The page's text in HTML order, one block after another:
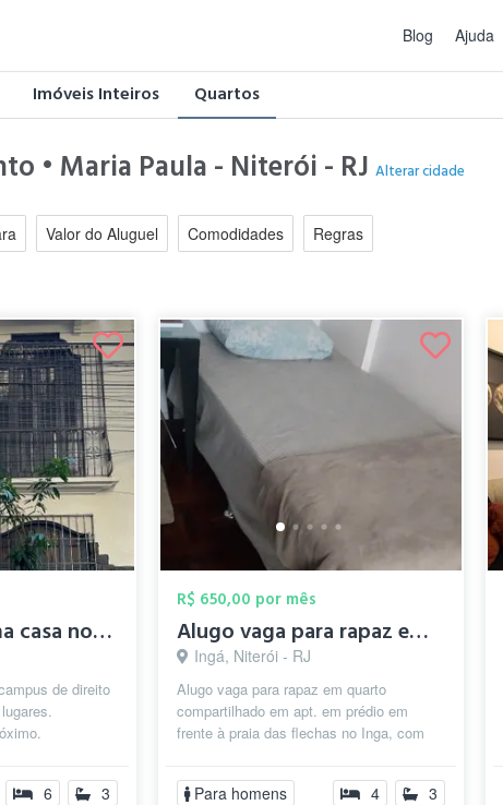
Blog Ajuda
Imóveis Inteiros Quartos
• Maria Paula - Niterói - RJAlterar cidade
Valor do Aluguel Comodidades Regras
Quarto em otima casa no inga.
de direito
6 3
R$ 650,00 por mês
Alugo vaga para rapaz em apt.
Ingá, Niterói - RJ
Alugo vaga para rapaz em quarto
compartilhado em apt. em prédio em
frente à praia das flechas no Inga, com
inclusa...
Para homens 4 3